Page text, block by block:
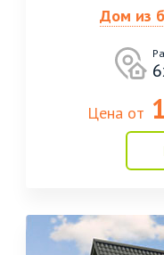
Дом из
Цена от